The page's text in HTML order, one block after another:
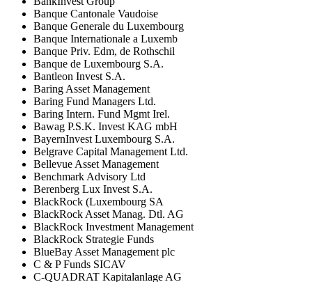
Banque Cantonale Vaudoise
Banque Generale du Luxembourg
Banque Internationale a Luxemb
Banque Priv. Edm, de Rothschil
Banque de Luxembourg S.A.
Bantleon Invest S.A.
Baring Asset Management
Baring Fund Managers Ltd.
Baring Intern. Fund Mgmt Irel.
Bawag P.S.K. Invest KAG mbH
BayernInvest Luxembourg S.A.
Belgrave Capital Management Ltd.
Bellevue Asset Management
Benchmark Advisory Ltd
Berenberg Lux Invest S.A.
BlackRock (Luxembourg SA
BlackRock Asset Manag. Dtl. AG
BlackRock Investment Management
BlackRock Strategie Funds
BlueBay Asset Management plc
C & P Funds SICAV
C-QUADRAT Kapitalanlage AG